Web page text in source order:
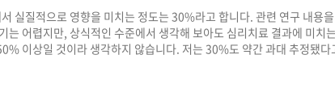
실질적으로 영향을 미치는 정도는 30%라고 합니다. 관련 연구 내용
는 어렵지만, 상식적인 수준에서 생각해 보아도 심리치료 결과에 미치
이상일 것이라 생각하지 않습니다. 저는 30%도 약간 과대 추정됐
람의 인생에 큰 영향을 미칠 수도 있기 때문에 이론적으로나 치료윤리